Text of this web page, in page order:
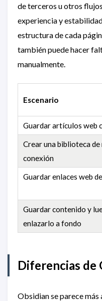
de terceros u otros
experiencia y
estructura de cada
también puede hacer
manualmente.
Escenario
Guardar artículos web
Crear una biblioteca
conexión
Guardar enlaces web
Guardar contenido y
enlazarlo a fondo
Diferencias de
Obsidian se parece